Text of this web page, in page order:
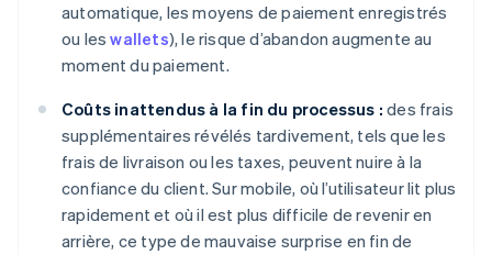
automatique, les moyens de paiement enregistrés
ou leswallets), le risque d’abandon augmente au
moment du paiement.
Coûts inattendus à la fin du processus : des frais
supplémentaires révélés tardivement, tels que les
frais de livraison ou les taxes, peuvent nuire à la
confiance du client. Sur mobile, où l’utilisateur lit plus
rapidement et où il est plus difficile de revenir en
arrière, ce type de mauvaise surprise en fin de